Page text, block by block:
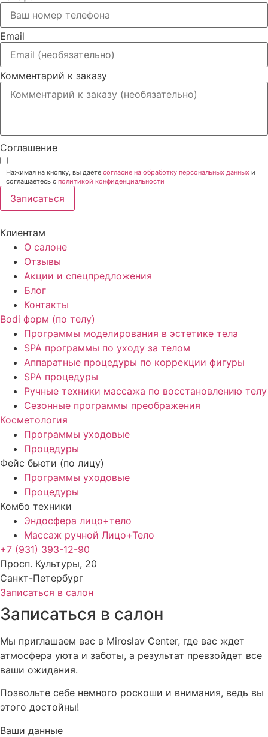
Email
Комментарий к заказу
Соглашение
Нажимая на кнопку, вы даете согласие на обработку персональных данных и
соглашаетесь c политикой конфиденциальности
Записаться
Клиентам
О салоне
Отзывы
Акции и спецпредложения
Блог
Контакты
Bodi форм (по телу)
Программы моделирования в эстетике тела
SPA программы по уходу за телом
Аппаратные процедуры по коррекции фигуры
SPA процедуры
Ручные техники массажа по восстановлению телу
Сезонные программы преображения
Косметология
Программы уходовые
Процедуры
Фейс бьюти (по лицу)
Программы уходовые
Процедуры
Комбо техники
Эндосфера лицо+тело
Массаж ручной Лицо+Тело
+7 (931) 393-12-90
Просп. Культуры, 20
Санкт-Петербург
Записаться в салон
Записаться в салон
Мы приглашаем вас в Miroslav Center, где вас ждет
атмосфера уюта и заботы, а результат превзойдет все
ваши ожидания.
Позвольте себе немного роскоши и внимания, ведь вы
этого достойны!
Ваши данные